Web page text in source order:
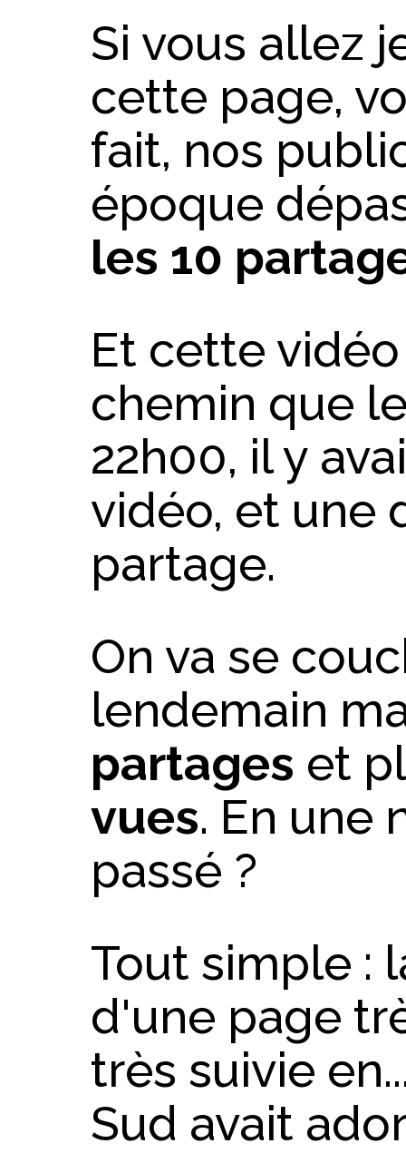
Si vous allez
cette page,
fait, nos
époque
les 10
Et cette
chemin que
22h00, il y
vidéo, et une
partage.
On va se
lendemain
partages et
vues. En une
passé ?
Tout simple :
d'une page
très suivie
Sud avait